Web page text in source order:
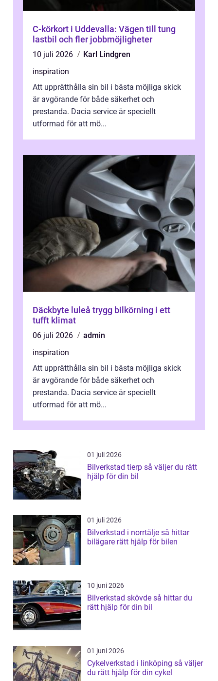
C-körkort i Uddevalla: Vägen till tung
lastbil och fler jobbmöjligheter
10 juli 2026
Karl Lindgren
inspiration
Att upprätthålla sin bil i bästa möjliga skick
är avgörande för både säkerhet och
prestanda. Dacia service är speciellt
utformad för att mö...
Däckbyte luleå trygg bilkörning i ett
tufft klimat
06 juli 2026
admin
inspiration
Att upprätthålla sin bil i bästa möjliga skick
är avgörande för både säkerhet och
prestanda. Dacia service är speciellt
utformad för att mö...
01 juli 2026
Bilverkstad tierp så väljer du rätt
hjälp för din bil
01 juli 2026
Bilverkstad i norrtälje så hittar
bilägare rätt hjälp för bilen
10 juni 2026
Bilverkstad skövde så hittar du
rätt hjälp för din bil
01 juni 2026
Cykelverkstad i linköping så väljer
du rätt hjälp för din cykel